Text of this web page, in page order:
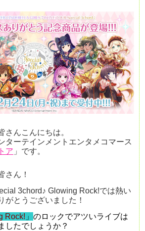
さんこんにちは。
ターテインメントエンタメコマース
ア 」です。
さん！
3chord♪ Glowing Rock!では熱い
がとうございました！
Rock! 」 のロックでアツいライブは
したでしょうか？